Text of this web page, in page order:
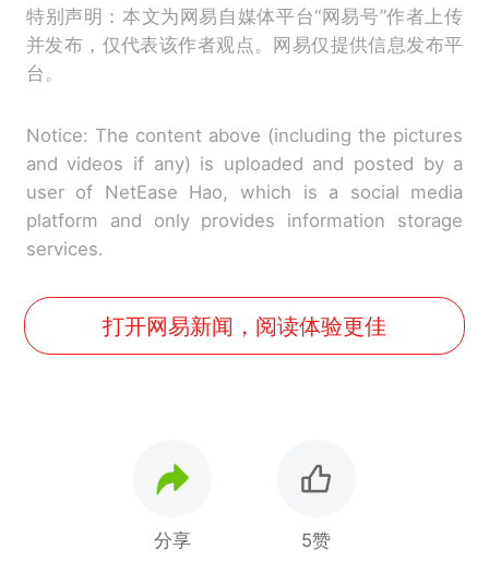
特别声明：本文为网易自媒体平台“网易号”作者上传
并发布，仅代表该作者观点。网易仅提供信息发布平
台。
Notice: The content above (including the pictures
and videos if any) is uploaded and posted by a
user of NetEase Hao, which is a social media
platform and only provides information storage
services.
打开网易新闻，阅读体验更佳
分享 5赞